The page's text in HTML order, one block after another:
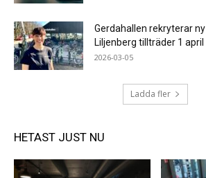
Gerdahallen rekryterar
Liljenberg tillträder 1 april
2026-03-05
Ladda fler
HETAST JUST NU